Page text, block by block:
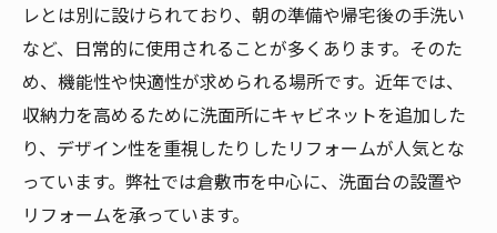
レとは別に設けられており、朝の準備や帰宅後の手洗い
など、日常的に使用されることが多くあります。そのた
め、機能性や快適性が求められる場所です。近年では、
収納力を高めるために洗面所にキャビネットを追加した
り、デザイン性を重視したりしたリフォームが人気とな
っています。弊社では倉敷市を中心に、洗面台の設置や
リフォームを承っています。